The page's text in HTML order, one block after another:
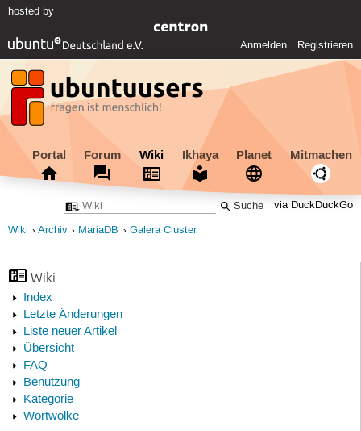
hosted by
Anmelden Registrieren
Portal Forum Wiki Ikhaya Planet Mitmachen
via DuckDuckGo
Wiki Archiv MariaDB Galera Cluster
Wiki
Index
Letzte Änderungen
Liste neuer Artikel
Übersicht
FAQ
Benutzung
Kategorie
Wortwolke